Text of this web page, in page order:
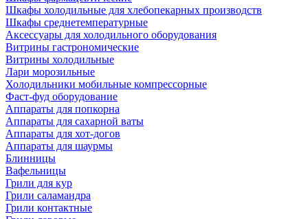
Шкафы холодильные для хлебопекарных производств
Шкафы среднетемпературные
Аксессуары для холодильного оборудования
Витрины гастрономические
Витрины холодильные
Лари морозильные
Холодильники мобильные компрессорные
Фаст-фуд оборудование
Аппараты для попкорна
Аппараты для сахарной ваты
Аппараты для хот-догов
Аппараты для шаурмы
Блинницы
Вафельницы
Грили для кур
Грили саламандра
Грили контактные